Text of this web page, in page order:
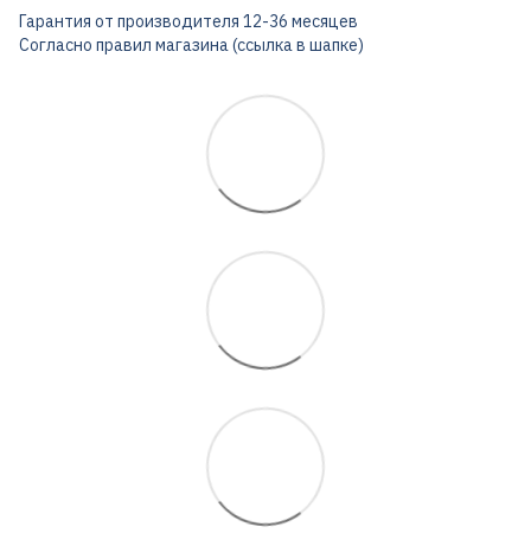
Гарантия от производителя 12-36 месяцев
Согласно правил магазина (ссылка в шапке)